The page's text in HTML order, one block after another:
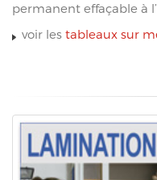
permanent effaçable à
voir les tableaux sur